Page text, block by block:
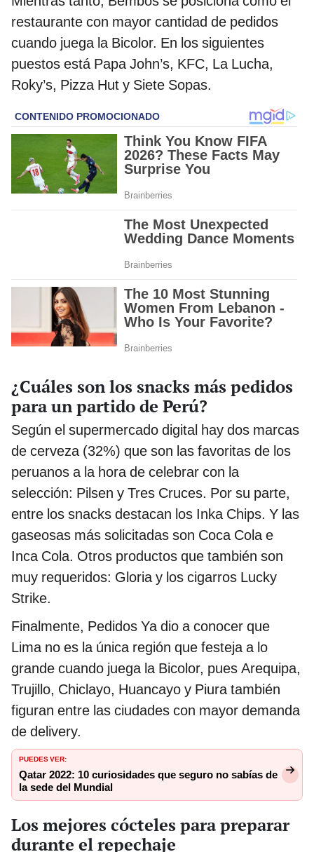
restaurante con mayor cantidad de pedidos
cuando juega la Bicolor. En los siguientes
puestos está Papa John’s, KFC, La Lucha,
Roky’s, Pizza Hut y Siete Sopas.
¿Cuáles son los snacks más pedidos
para un partido de Perú?
Según el supermercado digital hay dos marcas
de cerveza (32%) que son las favoritas de los
peruanos a la hora de celebrar con la
selección: Pilsen y Tres Cruces. Por su parte,
entre los snacks destacan los Inka Chips. Y las
gaseosas más solicitadas son Coca Cola e
Inca Cola. Otros productos que también son
muy requeridos: Gloria y los cigarros Lucky
Strike.
Finalmente, Pedidos Ya dio a conocer que
Lima no es la única región que festeja a lo
grande cuando juega la Bicolor, pues Arequipa,
Trujillo, Chiclayo, Huancayo y Piura también
figuran entre las ciudades con mayor demanda
de delivery.
PUEDES VER:
Qatar 2022: 10 curiosidades que seguro no sabías de
la sede del Mundial
Los mejores cócteles para preparar
durante el repechaje